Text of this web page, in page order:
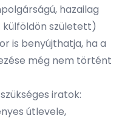
hazailag
külföldön született)
is benyújthatja, ha a
még nem történt
iratok:
útlevele,